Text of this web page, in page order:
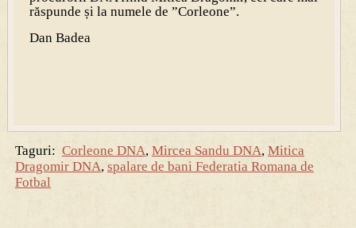
răspunde și la numele de ”Corleone”.
Dan Badea
Taguri: Corleone DNA, Mircea Sandu DNA, Mitica
Dragomir DNA, spalare de bani Federatia Romana de
Fotbal